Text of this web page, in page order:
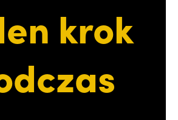
krok